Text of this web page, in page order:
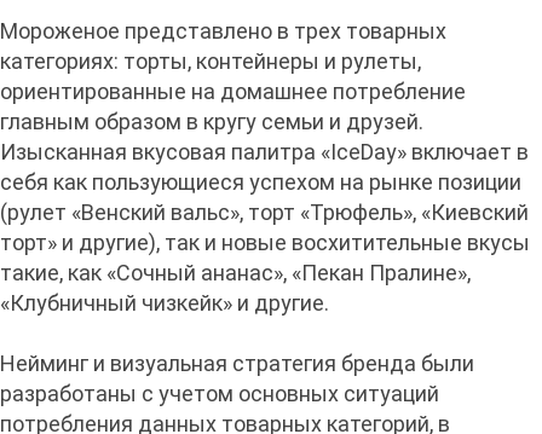
Мороженое представлено в трех товарных
категориях: торты, контейнеры и рулеты,
ориентированные на домашнее потребление
главным образом в кругу семьи и друзей.
Изысканная вкусовая палитра «IceDay» включает в
себя как пользующиеся успехом на рынке позиции
(рулет «Венский вальс», торт «Трюфель», «Киевский
торт» и другие), так и новые восхитительные вкусы
такие, как «Сочный ананас», «Пекан Пралине»,
«Клубничный чизкейк» и другие.
Нейминг и визуальная стратегия бренда были
разработаны с учетом основных ситуаций
потребления данных товарных категорий, в